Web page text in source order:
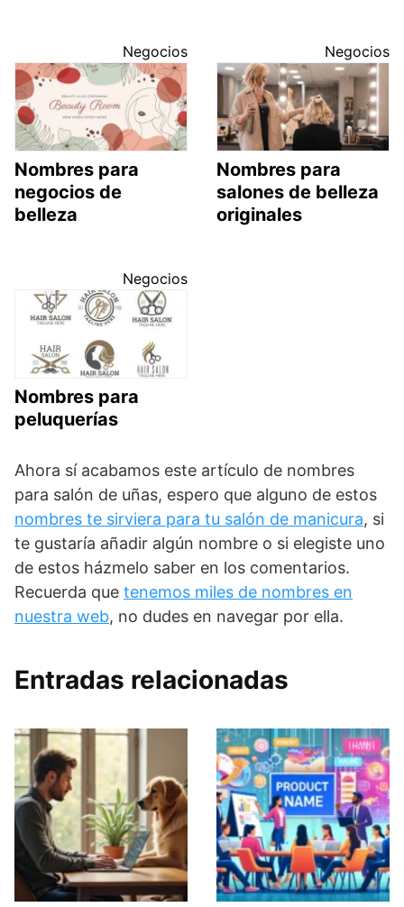
Negocios
Nombres para
negocios de
belleza
Negocios
Nombres para
salones de belleza
originales
Negocios
Nombres para
peluquerías
Ahora sí acabamos este artículo de nombres
para salón de uñas, espero que alguno de estos
nombres te sirviera para tu salón de manicura, si
te gustaría añadir algún nombre o si elegiste uno
de estos házmelo saber en los comentarios.
Recuerda que tenemos miles de nombres en
nuestra web, no dudes en navegar por ella.
Entradas relacionadas